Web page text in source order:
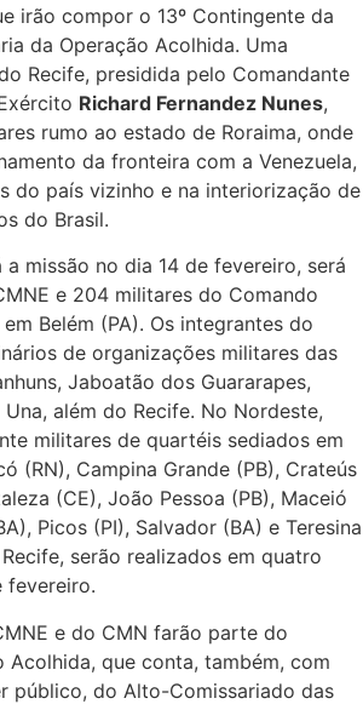
irão compor o 13º Contingente da
da Operação Acolhida. Uma
Recife, presidida pelo Comandante
Richard Fernandez Nunes,
rumo ao estado de Roraima, onde
da fronteira com a Venezuela,
do país vizinho e na interiorização de
do Brasil.
a missão no dia 14 de fevereiro, será
e 204 militares do Comando
Belém (PA). Os integrantes do
de organizações militares das
Jaboatão dos Guararapes,
além do Recife. No Nordeste,
militares de quartéis sediados em
(RN), Campina Grande (PB), Crateús
(CE), João Pessoa (PB), Maceió
Picos (PI), Salvador (BA) e Teresina
serão realizados em quatro
fevereiro.
e do CMN farão parte do
que conta, também, com
público, do Alto-Comissariado das